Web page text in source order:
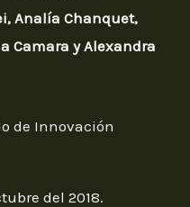
Analía Chanquet,
Camara y Alexandra
de Innovación
del 2018.